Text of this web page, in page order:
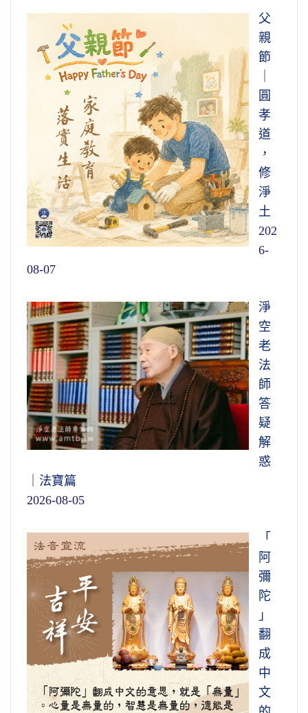
父
親
節
圓
孝
道
，
修
淨
土
202
6-
08-07
淨
空
老
法
師
答
疑
解
惑
｜法寶篇
2026-08-05
「
阿
彌
陀
」
翻
成
中
文